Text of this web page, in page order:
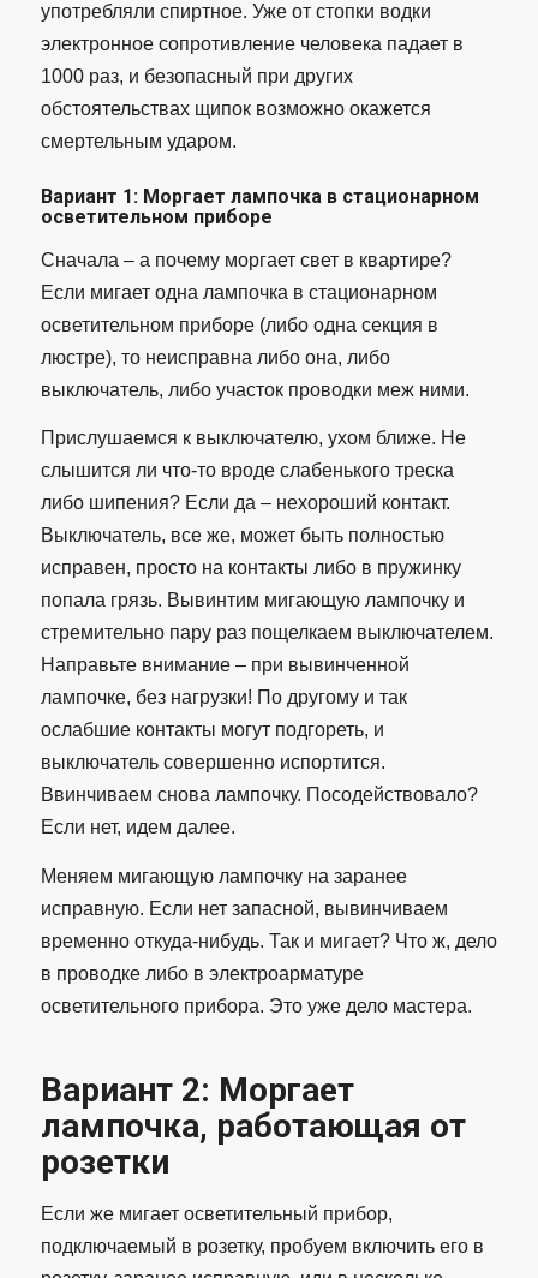
употребляли спиртное. Уже от стопки водки
электронное сопротивление человека падает в
1000 раз, и безопасный при других
обстоятельствах щипок возможно окажется
смертельным ударом.
Вариант 1: Моргает лампочка в стационарном
осветительном приборе
Сначала – а почему моргает свет в квартире?
Если мигает одна лампочка в стационарном
осветительном приборе (либо одна секция в
люстре), то неисправна либо она, либо
выключатель, либо участок проводки меж ними.
Прислушаемся к выключателю, ухом ближе. Не
слышится ли что-то вроде слабенького треска
либо шипения? Если да – нехороший контакт.
Выключатель, все же, может быть полностью
исправен, просто на контакты либо в пружинку
попала грязь. Вывинтим мигающую лампочку и
стремительно пару раз пощелкаем выключателем.
Направьте внимание – при вывинченной
лампочке, без нагрузки! По другому и так
ослабшие контакты могут подгореть, и
выключатель совершенно испортится.
Ввинчиваем снова лампочку. Посодействовало?
Если нет, идем далее.
Меняем мигающую лампочку на заранее
исправную. Если нет запасной, вывинчиваем
временно откуда-нибудь. Так и мигает? Что ж, дело
в проводке либо в электроарматуре
осветительного прибора. Это уже дело мастера.
Вариант 2: Моргает
лампочка, работающая от
розетки
Если же мигает осветительный прибор,
подключаемый в розетку, пробуем включить его в